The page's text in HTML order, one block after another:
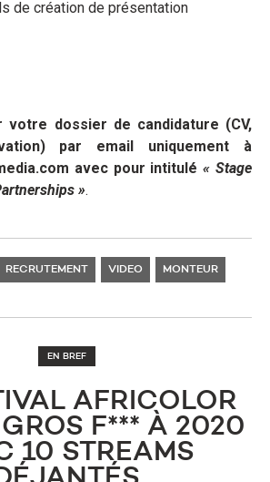
de création de présentation
votre dossier de candidature (CV,
par email uniquement à
avec pour intitulé« Stage
».
RECRUTEMENT VIDEO MONTEUR
EN BREF
AFRICOLOR
F*** À 2020
10 STREAMS